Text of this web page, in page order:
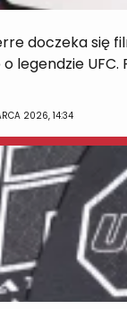
doczeka się
legendzie UFC.
2026, 14:34